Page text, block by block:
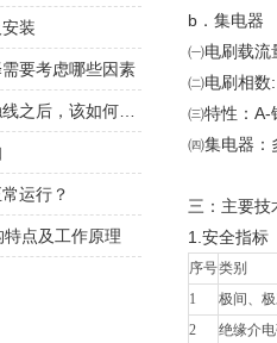
b．集电器
㈠电刷载流
㈡电刷相数
㈢特性：A-
㈣集电器：
三：主要技
1.安全指标
序号类别
1
极间、
2
绝缘介
装
要考虑哪些因素
运行？
点及工作原理